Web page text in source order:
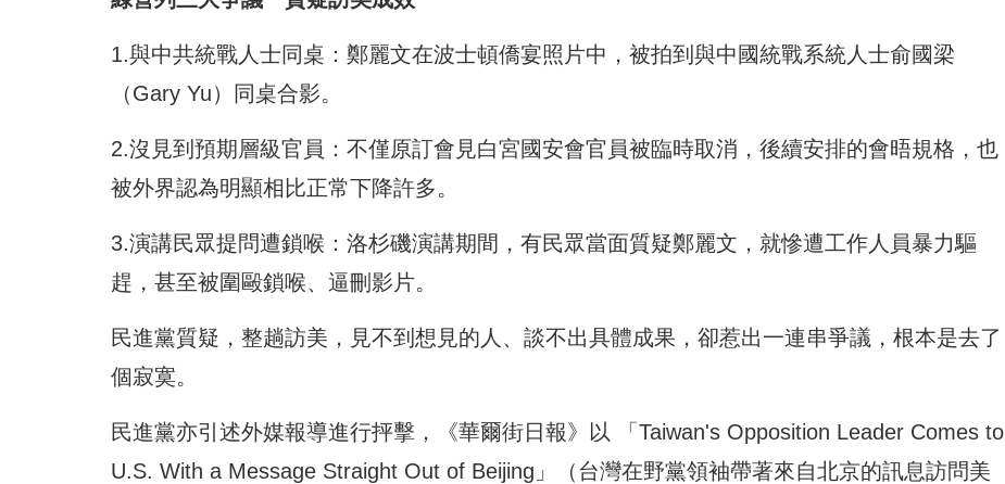
1.與中共統戰人士同桌：鄭麗文在波士頓僑宴照片中，被拍到與中國統戰系統人士俞國梁
（Gary Yu）同桌合影。
2.沒見到預期層級官員：不僅原訂會見白宮國安會官員被臨時取消，後續安排的會晤規格，也
被外界認為明顯相比正常下降許多。
3.演講民眾提問遭鎖喉：洛杉磯演講期間，有民眾當面質疑鄭麗文，就慘遭工作人員暴力驅
趕，甚至被圍毆鎖喉、逼刪影片。
民進黨質疑，整趟訪美，見不到想見的人、談不出具體成果，卻惹出一連串爭議，根本是去了
個寂寞。
民進黨亦引述外媒報導進行抨擊，《華爾街日報》以 「Taiwan's Opposition Leader Comes to
U.S. With a Message Straight Out of Beijing」（台灣在野黨領袖帶著來自北京的訊息訪問美